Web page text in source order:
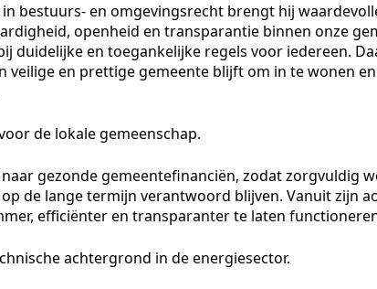
bestuurs- en omgevingsrecht brengt hij
openheid en transparantie binnen onze
duidelijke en toegankelijke regels voor iedereen.
veilige en prettige gemeente blijft om in te wonen
de lokale gemeenschap.
gezonde gemeentefinanciën, zodat zorgvuldig
de lange termijn verantwoord blijven. Vanuit zijn
efficiënter en transparanter te laten
achtergrond in de energiesector.